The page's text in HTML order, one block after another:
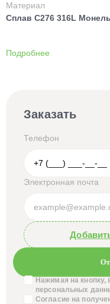
Материал
Сплав C276 316L
Подробнее
Заказать
Телефон
Электронная почта
Нажимая на кнопку,
персональных
Согласие на